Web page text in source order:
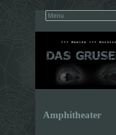
Amphitheater